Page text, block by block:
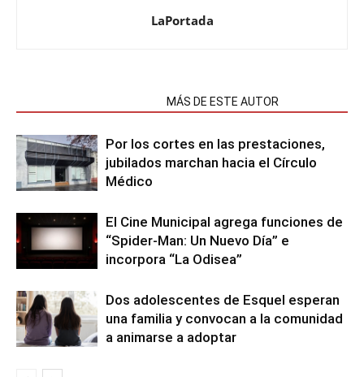
LaPortada
MÁS DE ESTE AUTOR
Por los cortes en las prestaciones,
jubilados marchan hacia el Círculo
Médico
El Cine Municipal agrega funciones de
“Spider-Man: Un Nuevo Día” e
incorpora “La Odisea”
Dos adolescentes de Esquel esperan
una familia y convocan a la comunidad
a animarse a adoptar